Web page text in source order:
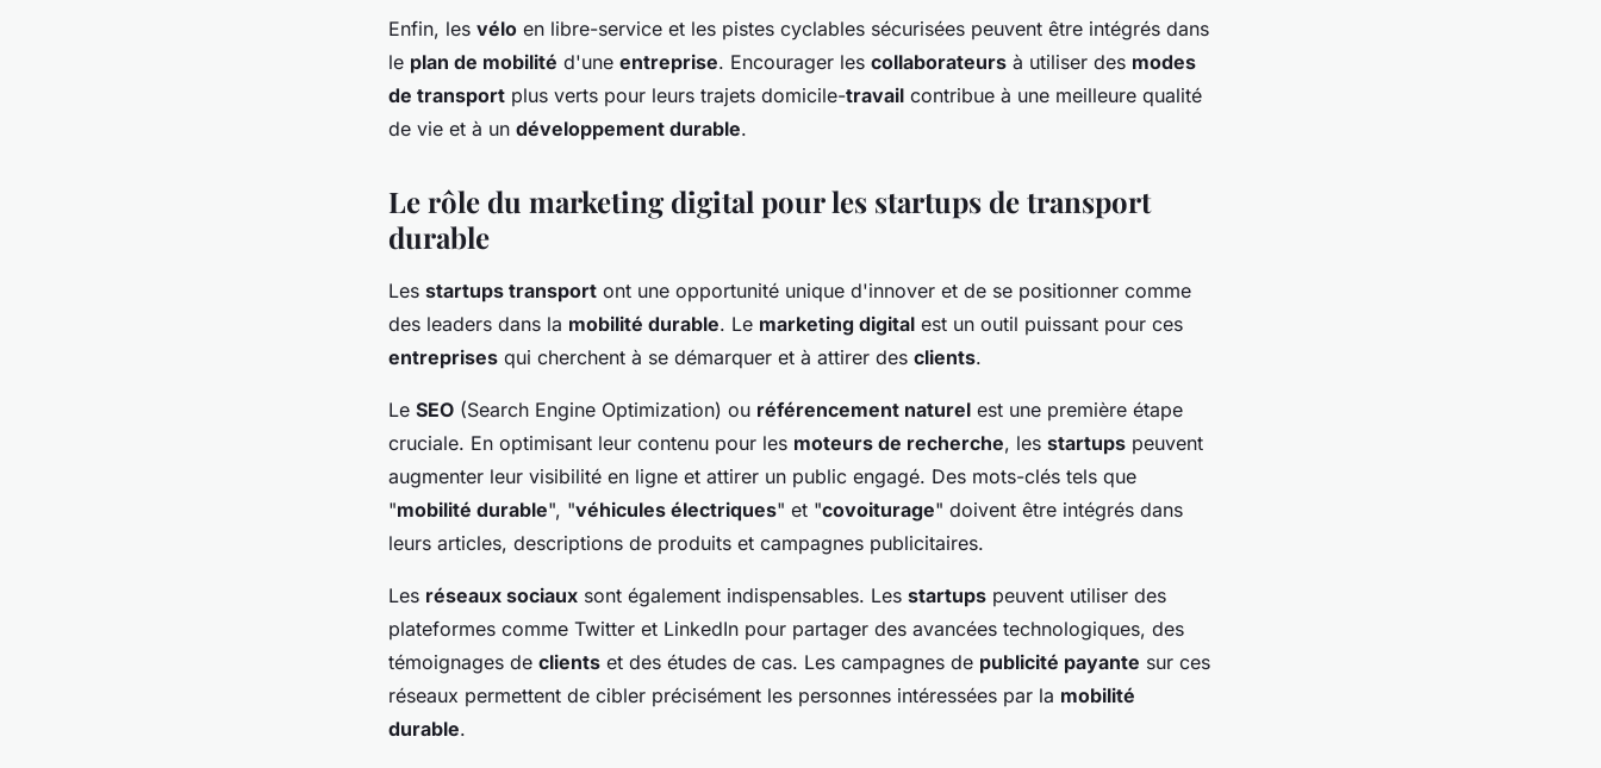
Enfin, les vélo en libre-service et les pistes cyclables sécurisées peuvent être intégrés dans
le plan de mobilité d'une entreprise. Encourager les collaborateurs à utiliser des modes
de transport plus verts pour leurs trajets domicile-travail contribue à une meilleure qualité
de vie et à un développement durable.
Le rôle du marketing digital pour les startups de transport
durable
Les startups transport ont une opportunité unique d'innover et de se positionner comme
des leaders dans la mobilité durable. Le marketing digital est un outil puissant pour ces
entreprises qui cherchent à se démarquer et à attirer des clients.
Le SEO (Search Engine Optimization) ou référencement naturel est une première étape
cruciale. En optimisant leur contenu pour les moteurs de recherche, les startups peuvent
augmenter leur visibilité en ligne et attirer un public engagé. Des mots-clés tels que
"mobilité durable", "véhicules électriques" et "covoiturage" doivent être intégrés dans
leurs articles, descriptions de produits et campagnes publicitaires.
Les réseaux sociaux sont également indispensables. Les startups peuvent utiliser des
plateformes comme Twitter et LinkedIn pour partager des avancées technologiques, des
témoignages de clients et des études de cas. Les campagnes de publicité payante sur ces
réseaux permettent de cibler précisément les personnes intéressées par la mobilité
durable.